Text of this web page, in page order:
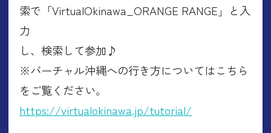
索で「VirtualOkinawa_ORANGE RANGE」と入
力
し、検索して参加♪
※バーチャル沖縄への行き方についてはこちら
をご覧ください。
https://virtualokinawa.jp/tutorial/